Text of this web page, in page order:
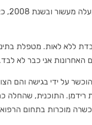
ללא לאות. מטפלת
האחרונות אני כבר לא לבד.
על ידי בגישה והם
רידמן. התוכנית, שהחלה
מוכרות בתחום